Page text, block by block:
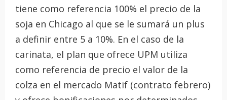
tiene como referencia 100% el precio de la
soja en Chicago al que se le sumará un plus
a definir entre 5 a 10%. En el caso de la
carinata, el plan que ofrece UPM utiliza
como referencia de precio el valor de la
colza en el mercado Matif (contrato febrero)